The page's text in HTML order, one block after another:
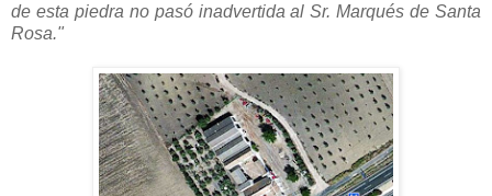
de esta piedra no pasó inadvertida al Sr. Marqués de Santa
Rosa."